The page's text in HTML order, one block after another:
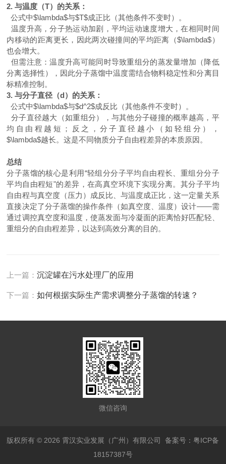
2.与温度（T）的关系：
公式中$\lambda$与$T$成正比（其他条件不变时）。
温度升高，分子热运动加剧，平均运动速度增大，在相同时间
内移动的距离更长，因此两次碰撞间的平均距离（$\lambda$）
也会增大。
但需注意：温度升高可能同时导致重组分的蒸发量增加（降低
分离选择性），因此分子蒸馏中温度需结合物料稳定性和分离目
标精准控制。
3.与分子直径（d）的关系：
公式中$\lambda$与$d^2$成反比（其他条件不变时）。
分子直径越大（如重组分），与其他分子碰撞的概率越高，平
均自由程越短；反之，分子直径越小（如轻组分），
$\lambda$越长。这是不同物质分子自由程差异的本质原因。
总结
分子蒸馏的核心是利用“轻组分分子平均自由程长、重组分分子
平均自由程短"的差异，在高真空环境下实现分离。其分子平均
自由程与真空度（压力）成反比、与温度成正比，这一定量关系
直接决定了分子蒸馏的操作条件（如真空度、温度）设计——需
通过调控真空度和温度，使蒸发面与冷凝面的距离恰好匹配轻、
重组分的自由程差异，以达到高效分离的目的。
上一篇：沉淀罐在污水处理厂的应用
下一篇：如何根据实际生产需求调整分子蒸馏的转速？
微信咨询
版权所有 © 2026 霄汉实业发展（广州）有限公司备案号：粤ICP备
18157387号